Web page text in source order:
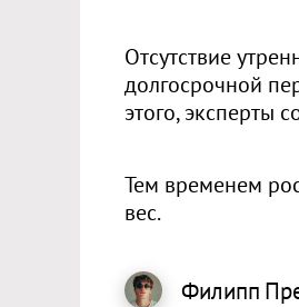
Отсутствие
долгосрочной
этого, эксперты
Тем временем
вес.
Филипп